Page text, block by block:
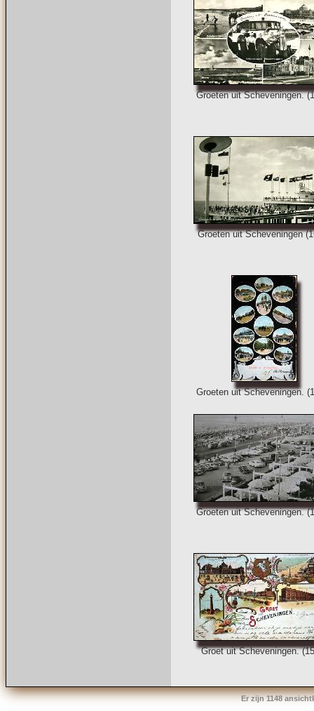
Groeten uit Scheveningen.
Groeten uit Scheveningen
Groeten uit Scheveningen.
Groeten uit Scheveningen.
Groet uit Scheveningen.
Er zijn 1148